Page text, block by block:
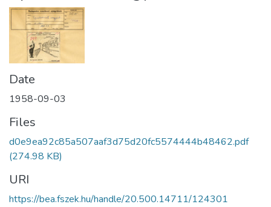
About us
Date
1958-09-03
Files
d0e9ea92c85a507aaf3d75d20fc5574444b48462.pdf
(274.98 KB)
URI
https://bea.fszek.hu/handle/20.500.14711/124301